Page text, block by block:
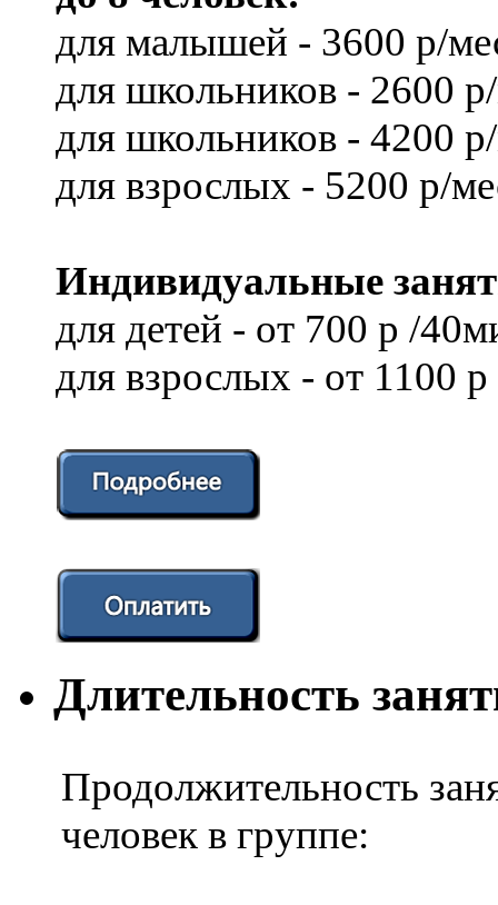
для малышей - 3600 р/
для школьников - 2600
для школьников - 4200
для взрослых - 5200 р/
Индивидуальные
для детей - от 700 р /
для взрослых - от 1100
Длительность
Продолжительность
человек в группе: